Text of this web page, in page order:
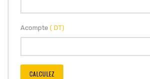
Acompte ( DT)
CALCULEZ